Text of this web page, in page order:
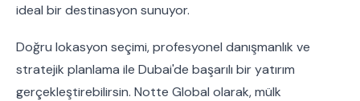
ideal bir destinasyon sunuyor.
Doğru lokasyon seçimi, profesyonel danışmanlık ve
stratejik planlama ile Dubai'de başarılı bir yatırım
gerçekleştirebilirsin. Notte Global olarak, mülk